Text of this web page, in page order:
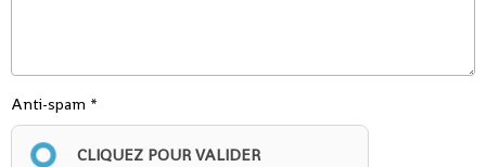
Anti-spam
CLIQUEZ POUR VALIDER